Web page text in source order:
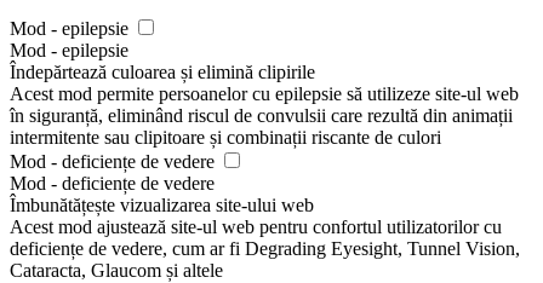
Mod - epilepsie
Mod - epilepsie
Îndepărtează culoarea și elimină clipirile
Acest mod permite persoanelor cu epilepsie să utilizeze site-ul web
în siguranță, eliminând riscul de convulsii care rezultă din animații
intermitente sau clipitoare și combinații riscante de culori
Mod - deficiențe de vedere
Mod - deficiențe de vedere
Îmbunătățește vizualizarea site-ului web
Acest mod ajustează site-ul web pentru confortul utilizatorilor cu
deficiențe de vedere, cum ar fi Degrading Eyesight, Tunnel Vision,
Cataracta, Glaucom și altele